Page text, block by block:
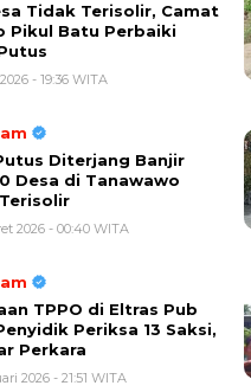
Tidak Terisolir, Camat
Pikul Batu Perbaiki
- 19:36 WITA
Diterjang Banjir
Desa di Tanawawo
2026 - 00:40 WITA
TPPO di Eltras Pub
Periksa 13 Saksi,
Perkara
2026 - 21:51 WITA